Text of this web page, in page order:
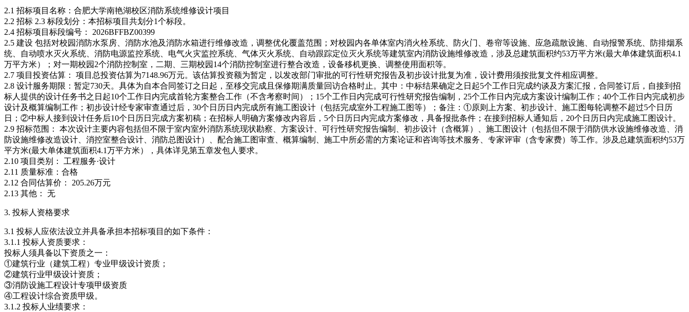
2.1 招标项目名称：合肥大学南艳湖校区消防系统维修设计项目
2.2 招标 2.3 标段划分：本招标项目共划分1个标段。
2.4 招标项目标段编号： 2026BFFBZ00399
2.5 建设 包括对校园消防水泵房、消防水池及消防水箱进行维修改造，调整优化覆盖范围；对校园内各单体室内消火栓系统、防火门、卷帘等设施、应急疏散设施、自动报警系统、防排烟系
统、自动喷水灭火系统、消防电源监控系统、电气火灾监控系统、气体灭火系统、自动跟踪定位灭火系统等建筑室内消防设施维修改造，涉及总建筑面积约53万平方米(最大单体建筑面积4.1
万平方米）；对一期校园2个消防控制室，二期、三期校园14个消防控制室进行整合改造，设备移机更换、调整使用面积等。
2.7 项目投资估算： 项目总投资估算为7148.96万元。该估算投资额为暂定，以发改部门审批的可行性研究报告及初步设计批复为准，设计费用须按批复文件相应调整。
2.8 设计服务期限：暂定730天。具体为自本合同签订之日起，至移交完成且保修期满质量回访合格时止。其中：中标结果确定之日起5个工作日完成约谈及方案汇报，合同签订后，自接到招
标人提供的设计任务书之日起10个工作日内完成首轮方案整合工作（不含考察时间）；15个工作日内完成可行性研究报告编制，25个工作日内完成方案设计编制工作；40个工作日内完成初步
设计及概算编制工作；初步设计经专家审查通过后，30个日历日内完成所有施工图设计（包括完成室外工程施工图等）；备注：①原则上方案、初步设计、施工图每轮调整不超过5个日历
日；②中标人接到设计任务后10个日历日完成方案初稿；在招标人明确方案修改内容后，5个日历日内完成方案修改，具备报批条件；在接到招标人通知后，20个日历日内完成施工图设计。
2.9 招标范围： 本次设计主要内容包括但不限于室内室外消防系统现状勘察、方案设计、可行性研究报告编制、初步设计（含概算）、施工图设计（包括但不限于消防供水设施维修改造、消
防设施维修改造设计、消控室整合设计、消防总图设计）、配合施工图审查、概算编制、施工中所必需的方案论证和咨询等技术服务、专家评审（含专家费）等工作。涉及总建筑面积约53万
平方米(最大单体建筑面积4.1万平方米），具体详见第五章发包人要求。
2.10 项目类别： 工程服务·设计
2.11 质量标准：合格
2.12 合同估算价： 205.26万元
2.13 其他： 无
3. 投标人资格要求
3.1 投标人应依法设立并具备承担本招标项目的如下条件：
3.1.1 投标人资质要求：
投标人须具备以下资质之一：
①建筑行业（建筑工程）专业甲级设计资质；
②建筑行业甲级设计资质；
③消防设施工程设计专项甲级资质
④工程设计综合资质甲级。
3.1.2 投标人业绩要求：